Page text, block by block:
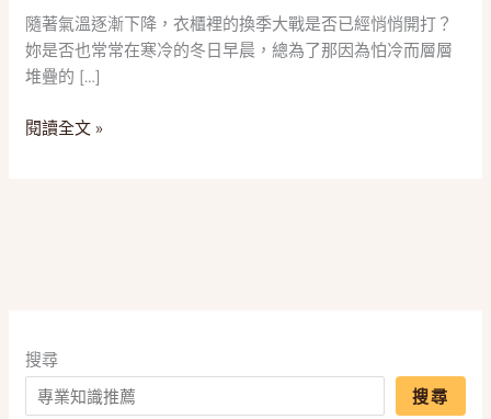
隨著氣溫逐漸下降，衣櫃裡的換季大戰是否已經悄悄開打？
妳是否也常常在寒冷的冬日早晨，總為了那因為怕冷而層層
堆疊的 […]
「毛
呢
大
衣」
實
到
氣
場
閱讀全文 »
搜尋
搜尋